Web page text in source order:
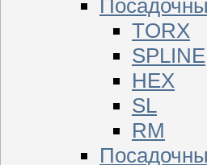
TORX
SPLINE
HEX
SL
RM